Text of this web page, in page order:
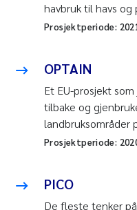
havbruk til havs
Prosjektperiode:
OPTAIN
Et EU-prosjekt
tilbake og
landbruksområder
Prosjektperiode:
PICO
De fleste tenker